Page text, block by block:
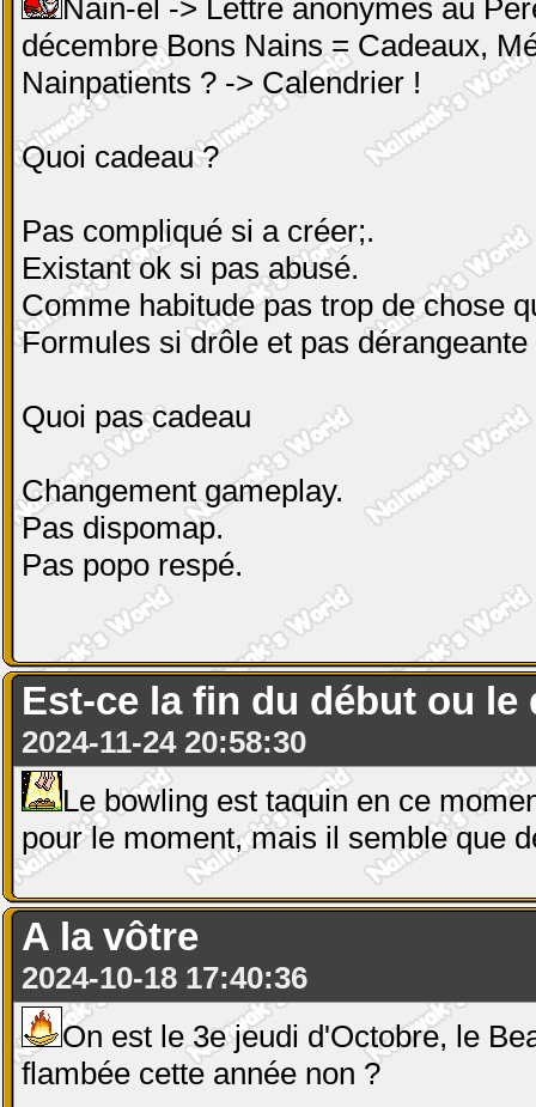
Nain-el -> Lettre anonymes au
décembre Bons Nains = Cadeaux,
Nainpatients ? -> Calendrier !
Quoi cadeau ?
Pas compliqué si a créer;.
Existant ok si pas abusé.
Comme habitude pas trop de chose
Formules si drôle et pas dérangeante
Quoi pas cadeau
Changement gameplay.
Pas dispomap.
Pas popo respé.
Est-ce la fin du début ou le
2024-11-24 20:58:30
Le bowling est taquin en ce
pour le moment, mais il semble que
A la vôtre
2024-10-18 17:40:36
On est le 3e jeudi d'Octobre, le
flambée cette année non ?